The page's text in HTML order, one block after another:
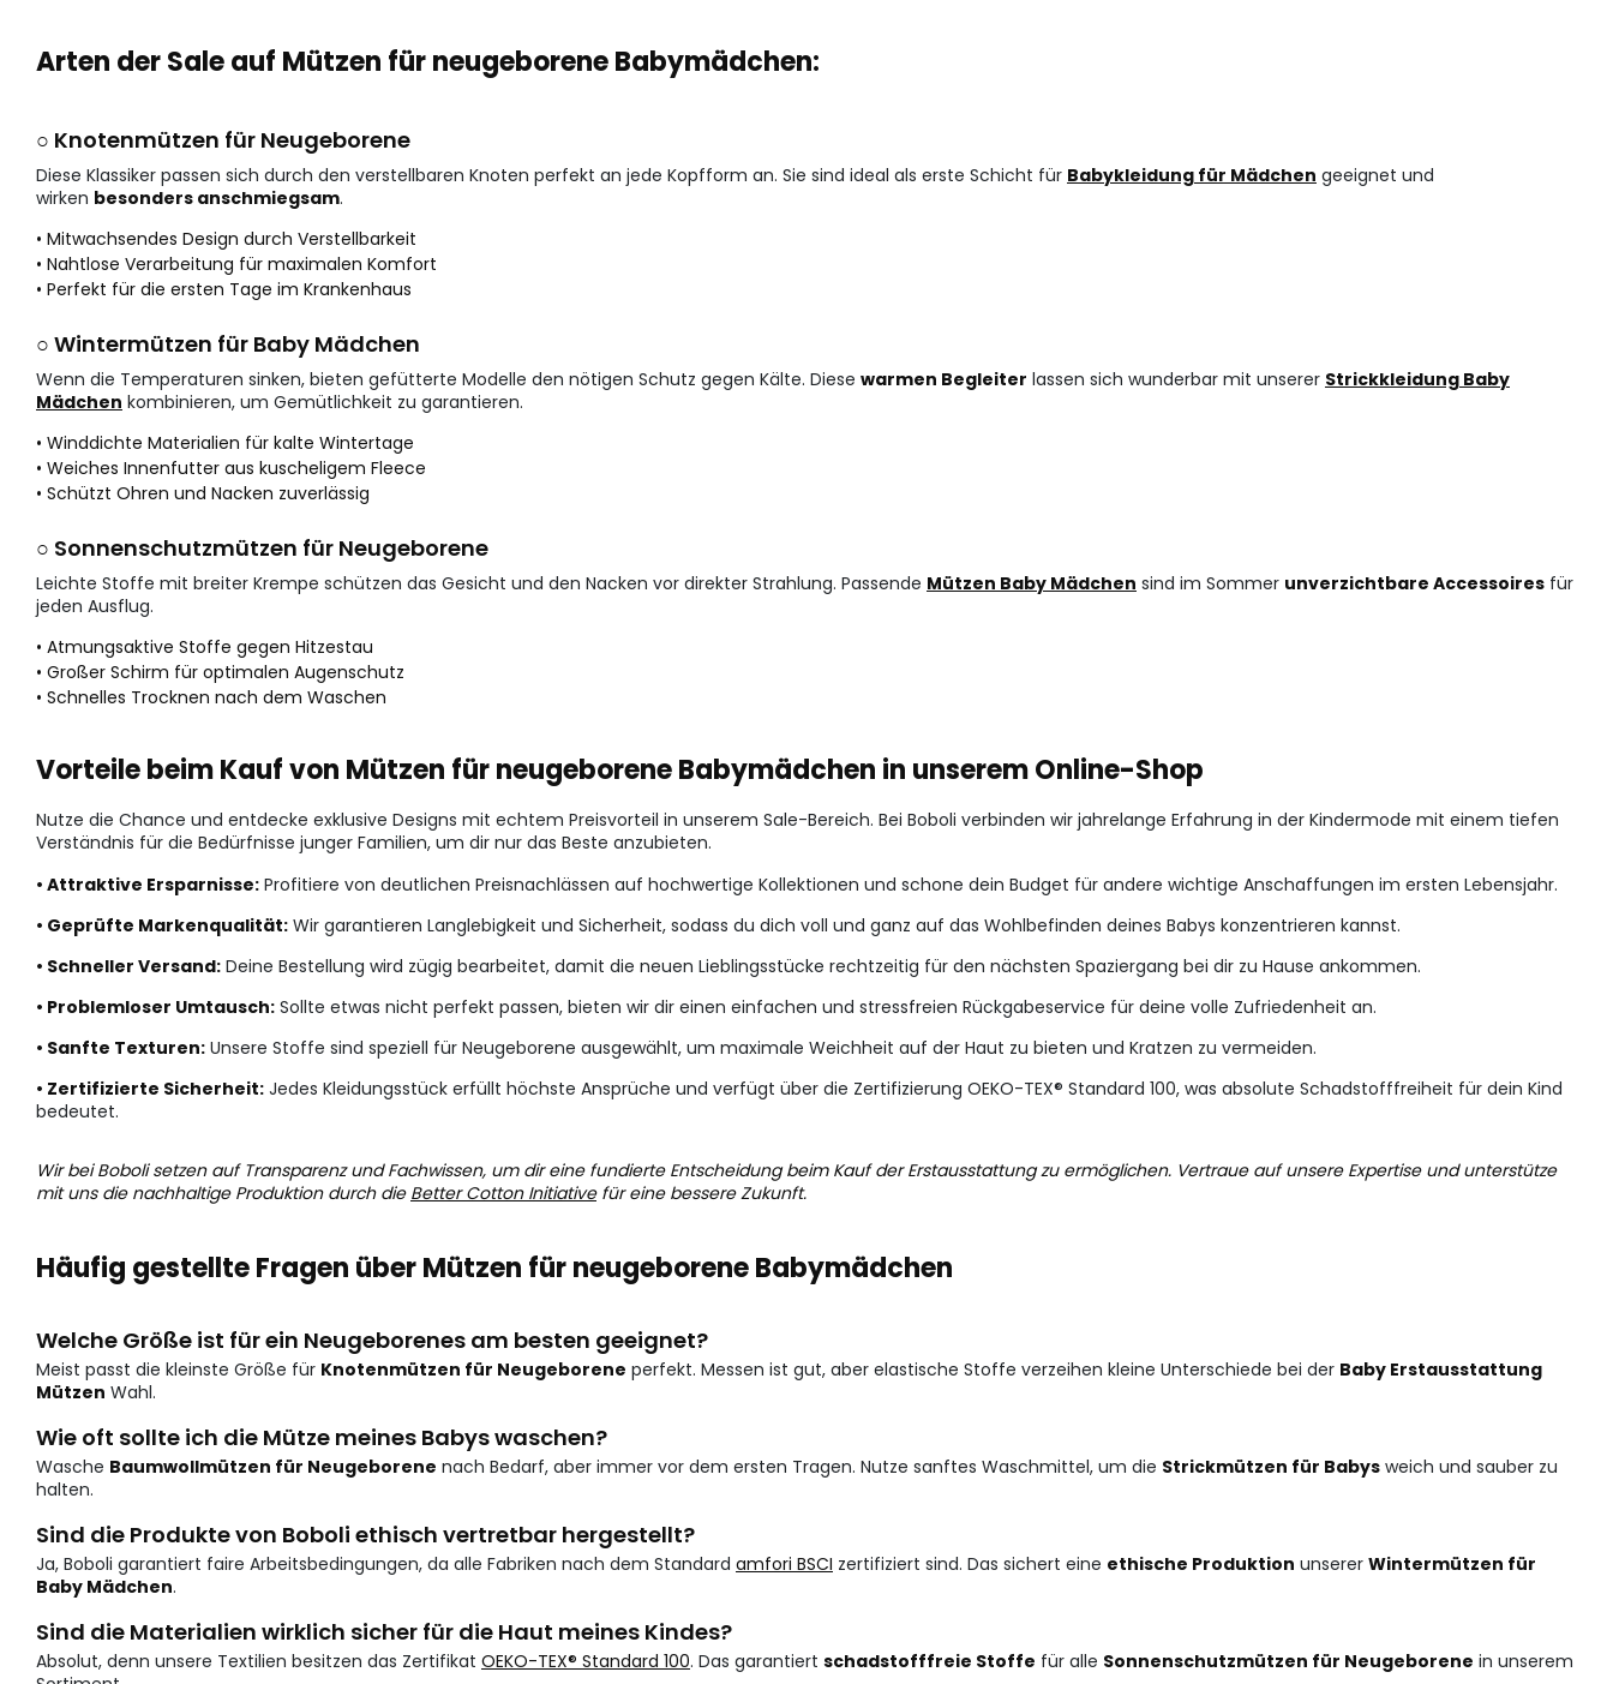
Arten der Sale auf Mützen für neugeborene Babymädchen:
○ Knotenmützen für Neugeborene
Diese Klassiker passen sich durch den verstellbaren Knoten perfekt an jede Kopfform an. Sie sind ideal als erste Schicht für Babykleidung für Mädchen geeignet und
wirken besonders anschmiegsam.
• Mitwachsendes Design durch Verstellbarkeit
• Nahtlose Verarbeitung für maximalen Komfort
• Perfekt für die ersten Tage im Krankenhaus
○ Wintermützen für Baby Mädchen
Wenn die Temperaturen sinken, bieten gefütterte Modelle den nötigen Schutz gegen Kälte. Diese warmen Begleiter lassen sich wunderbar mit unserer Strickkleidung Baby
Mädchen kombinieren, um Gemütlichkeit zu garantieren.
• Winddichte Materialien für kalte Wintertage
• Weiches Innenfutter aus kuscheligem Fleece
• Schützt Ohren und Nacken zuverlässig
○ Sonnenschutzmützen für Neugeborene
Leichte Stoffe mit breiter Krempe schützen das Gesicht und den Nacken vor direkter Strahlung. Passende Mützen Baby Mädchen sind im Sommer unverzichtbare Accessoires für
jeden Ausflug.
• Atmungsaktive Stoffe gegen Hitzestau
• Großer Schirm für optimalen Augenschutz
• Schnelles Trocknen nach dem Waschen
Vorteile beim Kauf von Mützen für neugeborene Babymädchen in unserem Online-Shop
Nutze die Chance und entdecke exklusive Designs mit echtem Preisvorteil in unserem Sale-Bereich. Bei Boboli verbinden wir jahrelange Erfahrung in der Kindermode mit einem tiefen
Verständnis für die Bedürfnisse junger Familien, um dir nur das Beste anzubieten.
• Attraktive Ersparnisse: Profitiere von deutlichen Preisnachlässen auf hochwertige Kollektionen und schone dein Budget für andere wichtige Anschaffungen im ersten Lebensjahr.
• Geprüfte Markenqualität: Wir garantieren Langlebigkeit und Sicherheit, sodass du dich voll und ganz auf das Wohlbefinden deines Babys konzentrieren kannst.
• Schneller Versand: Deine Bestellung wird zügig bearbeitet, damit die neuen Lieblingsstücke rechtzeitig für den nächsten Spaziergang bei dir zu Hause ankommen.
• Problemloser Umtausch: Sollte etwas nicht perfekt passen, bieten wir dir einen einfachen und stressfreien Rückgabeservice für deine volle Zufriedenheit an.
• Sanfte Texturen: Unsere Stoffe sind speziell für Neugeborene ausgewählt, um maximale Weichheit auf der Haut zu bieten und Kratzen zu vermeiden.
• Zertifizierte Sicherheit: Jedes Kleidungsstück erfüllt höchste Ansprüche und verfügt über die Zertifizierung OEKO-TEX® Standard 100, was absolute Schadstofffreiheit für dein Kind
bedeutet.
Wir bei Boboli setzen auf Transparenz und Fachwissen, um dir eine fundierte Entscheidung beim Kauf der Erstausstattung zu ermöglichen. Vertraue auf unsere Expertise und unterstütze
mit uns die nachhaltige Produktion durch die Better Cotton Initiativefür eine bessere Zukunft.
Häufig gestellte Fragen über Mützen für neugeborene Babymädchen
Welche Größe ist für ein Neugeborenes am besten geeignet?
Meist passt die kleinste Größe für Knotenmützen für Neugeborene perfekt. Messen ist gut, aber elastische Stoffe verzeihen kleine Unterschiede bei der Baby Erstausstattung
Mützen Wahl.
Wie oft sollte ich die Mütze meines Babys waschen?
Wasche Baumwollmützen für Neugeborene nach Bedarf, aber immer vor dem ersten Tragen. Nutze sanftes Waschmittel, um die Strickmützen für Babys weich und sauber zu
halten.
Sind die Produkte von Boboli ethisch vertretbar hergestellt?
Ja, Boboli garantiert faire Arbeitsbedingungen, da alle Fabriken nach dem Standard amfori BSCI zertifiziert sind. Das sichert eine ethische Produktion unserer Wintermützen für
Baby Mädchen.
Sind die Materialien wirklich sicher für die Haut meines Kindes?
Absolut, denn unsere Textilien besitzen das Zertifikat OEKO-TEX® Standard 100. Das garantiert schadstofffreie Stoffe für alle Sonnenschutzmützen für Neugeborene in unserem